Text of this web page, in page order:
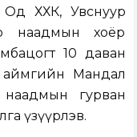
Од ХХК, Увснуур
наадмын хоёр
10 даван
аймгийн Мандал
гурван
үзүүрлэв.